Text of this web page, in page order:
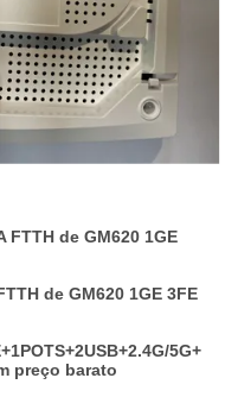
FTTH de GM620 1GE
de GM620 1GE 3FE
5G+
preço barato